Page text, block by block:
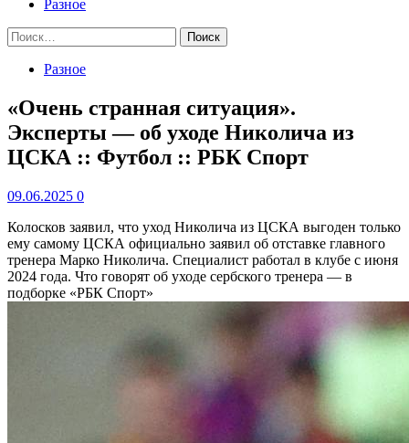
Разное
Найти:
Разное
«Очень странная ситуация».
Эксперты — об уходе Николича из
ЦСКА :: Футбол :: РБК Спорт
09.06.2025 0
Колосков заявил, что уход Николича из ЦСКА выгоден только
ему самому ЦСКА официально заявил об отставке главного
тренера Марко Николича. Специалист работал в клубе с июня
2024 года. Что говорят об уходе сербского тренера — в
подборке «РБК Спорт»